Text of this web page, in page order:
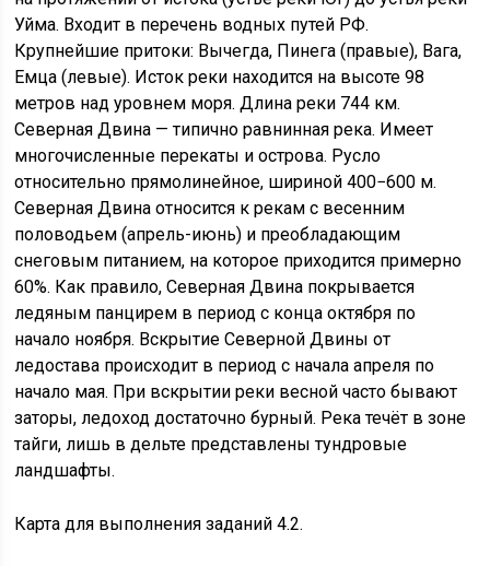
Уйма. Входит в перечень водных путей РФ.
Крупнейшие притоки: Вычегда, Пинега (правые), Вага,
Емца (левые). Исток реки находится на высоте 98
метров над уровнем моря. Длина реки 744 км.
Северная Двина — типично равнинная река. Имеет
многочисленные перекаты и острова. Русло
относительно прямолинейное, шириной 400−600 м.
Северная Двина относится к рекам с весенним
половодьем (апрель-июнь) и преобладающим
снеговым питанием, на которое приходится примерно
60%. Как правило, Северная Двина покрывается
ледяным панцирем в период с конца октября по
начало ноября. Вскрытие Северной Двины от
ледостава происходит в период с начала апреля по
начало мая. При вскрытии реки весной часто бывают
заторы, ледоход достаточно бурный. Река течёт в зоне
тайги, лишь в дельте представлены тундровые
ландшафты.
Карта для выполнения заданий 4.2.